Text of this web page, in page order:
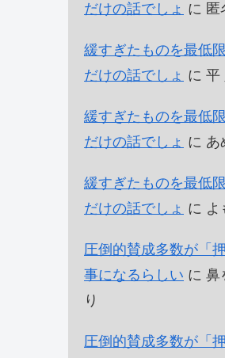
だけの話でしょ に 匿
緩すぎたものを最低
だけの話でしょ に 平
緩すぎたものを最低
だけの話でしょ に あ
緩すぎたものを最低
だけの話でしょ に よ
圧倒的賛成多数が「
事になるらしい に 鼻
り
圧倒的賛成多数が「